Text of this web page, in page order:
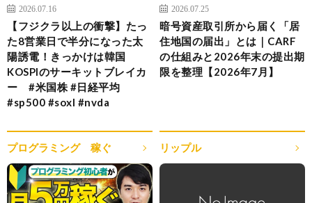
2026.07.16
【フジクラ以上の衝撃】たっ
た8営業日で半分になった太
陽誘電！きっかけは韓国
KOSPIのサーキットブレイカ
ー #米国株 #日経平均
#sp500 #soxl #nvda
2026.07.25
暗号資産取引所から届く「居
住地国の届出」とは｜CARF
の仕組みと2026年末の提出期
限を整理【2026年7月】
プログラミング 稼ぐ リップル